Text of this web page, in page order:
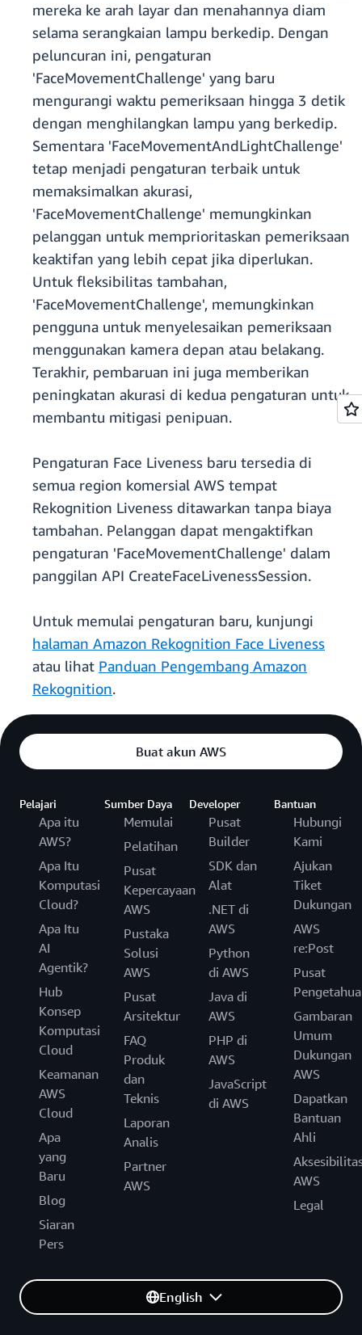
mereka ke arah layar dan menahannya diam
selama serangkaian lampu berkedip. Dengan
peluncuran ini, pengaturan
'FaceMovementChallenge' yang baru
mengurangi waktu pemeriksaan hingga 3 detik
dengan menghilangkan lampu yang berkedip.
Sementara 'FaceMovementAndLightChallenge'
tetap menjadi pengaturan terbaik untuk
memaksimalkan akurasi,
'FaceMovementChallenge' memungkinkan
pelanggan untuk memprioritaskan pemeriksaan
keaktifan yang lebih cepat jika diperlukan.
Untuk fleksibilitas tambahan,
'FaceMovementChallenge', memungkinkan
pengguna untuk menyelesaikan pemeriksaan
menggunakan kamera depan atau belakang.
Terakhir, pembaruan ini juga memberikan
peningkatan akurasi di kedua pengaturan untuk
membantu mitigasi penipuan.
Pengaturan Face Liveness baru tersedia di
semua region komersial AWS tempat
Rekognition Liveness ditawarkan tanpa biaya
tambahan. Pelanggan dapat mengaktifkan
pengaturan 'FaceMovementChallenge' dalam
panggilan API CreateFaceLivenessSession.
Untuk memulai pengaturan baru, kunjungi
halaman Amazon Rekognition Face Liveness
atau lihat Panduan Pengembang Amazon
Rekognition.
Buat akun AWS
Pelajari
Apa itu
AWS?
Apa Itu
Komputasi
Cloud?
Apa Itu
AI
Agentik?
Hub
Konsep
Komputasi
Cloud
Keamanan
AWS
Cloud
Apa
yang
Baru
Blog
Siaran
Pers
Sumber Daya
Memulai
Pelatihan
Pusat
Kepercayaan
AWS
Pustaka
Solusi
AWS
Pusat
Arsitektur
FAQ
Produk
dan
Teknis
Laporan
Analis
Partner
AWS
Developer
Pusat
Builder
SDK dan
Alat
.NET di
AWS
Python
di AWS
Java di
AWS
PHP di
AWS
JavaScript
di AWS
Bantuan
Hubungi
Kami
Ajukan
Tiket
Dukungan
AWS
re:Post
Pusat
Gambaran
Umum
Dukungan
AWS
Dapatkan
Bantuan
Ahli
AWS
Legal
English